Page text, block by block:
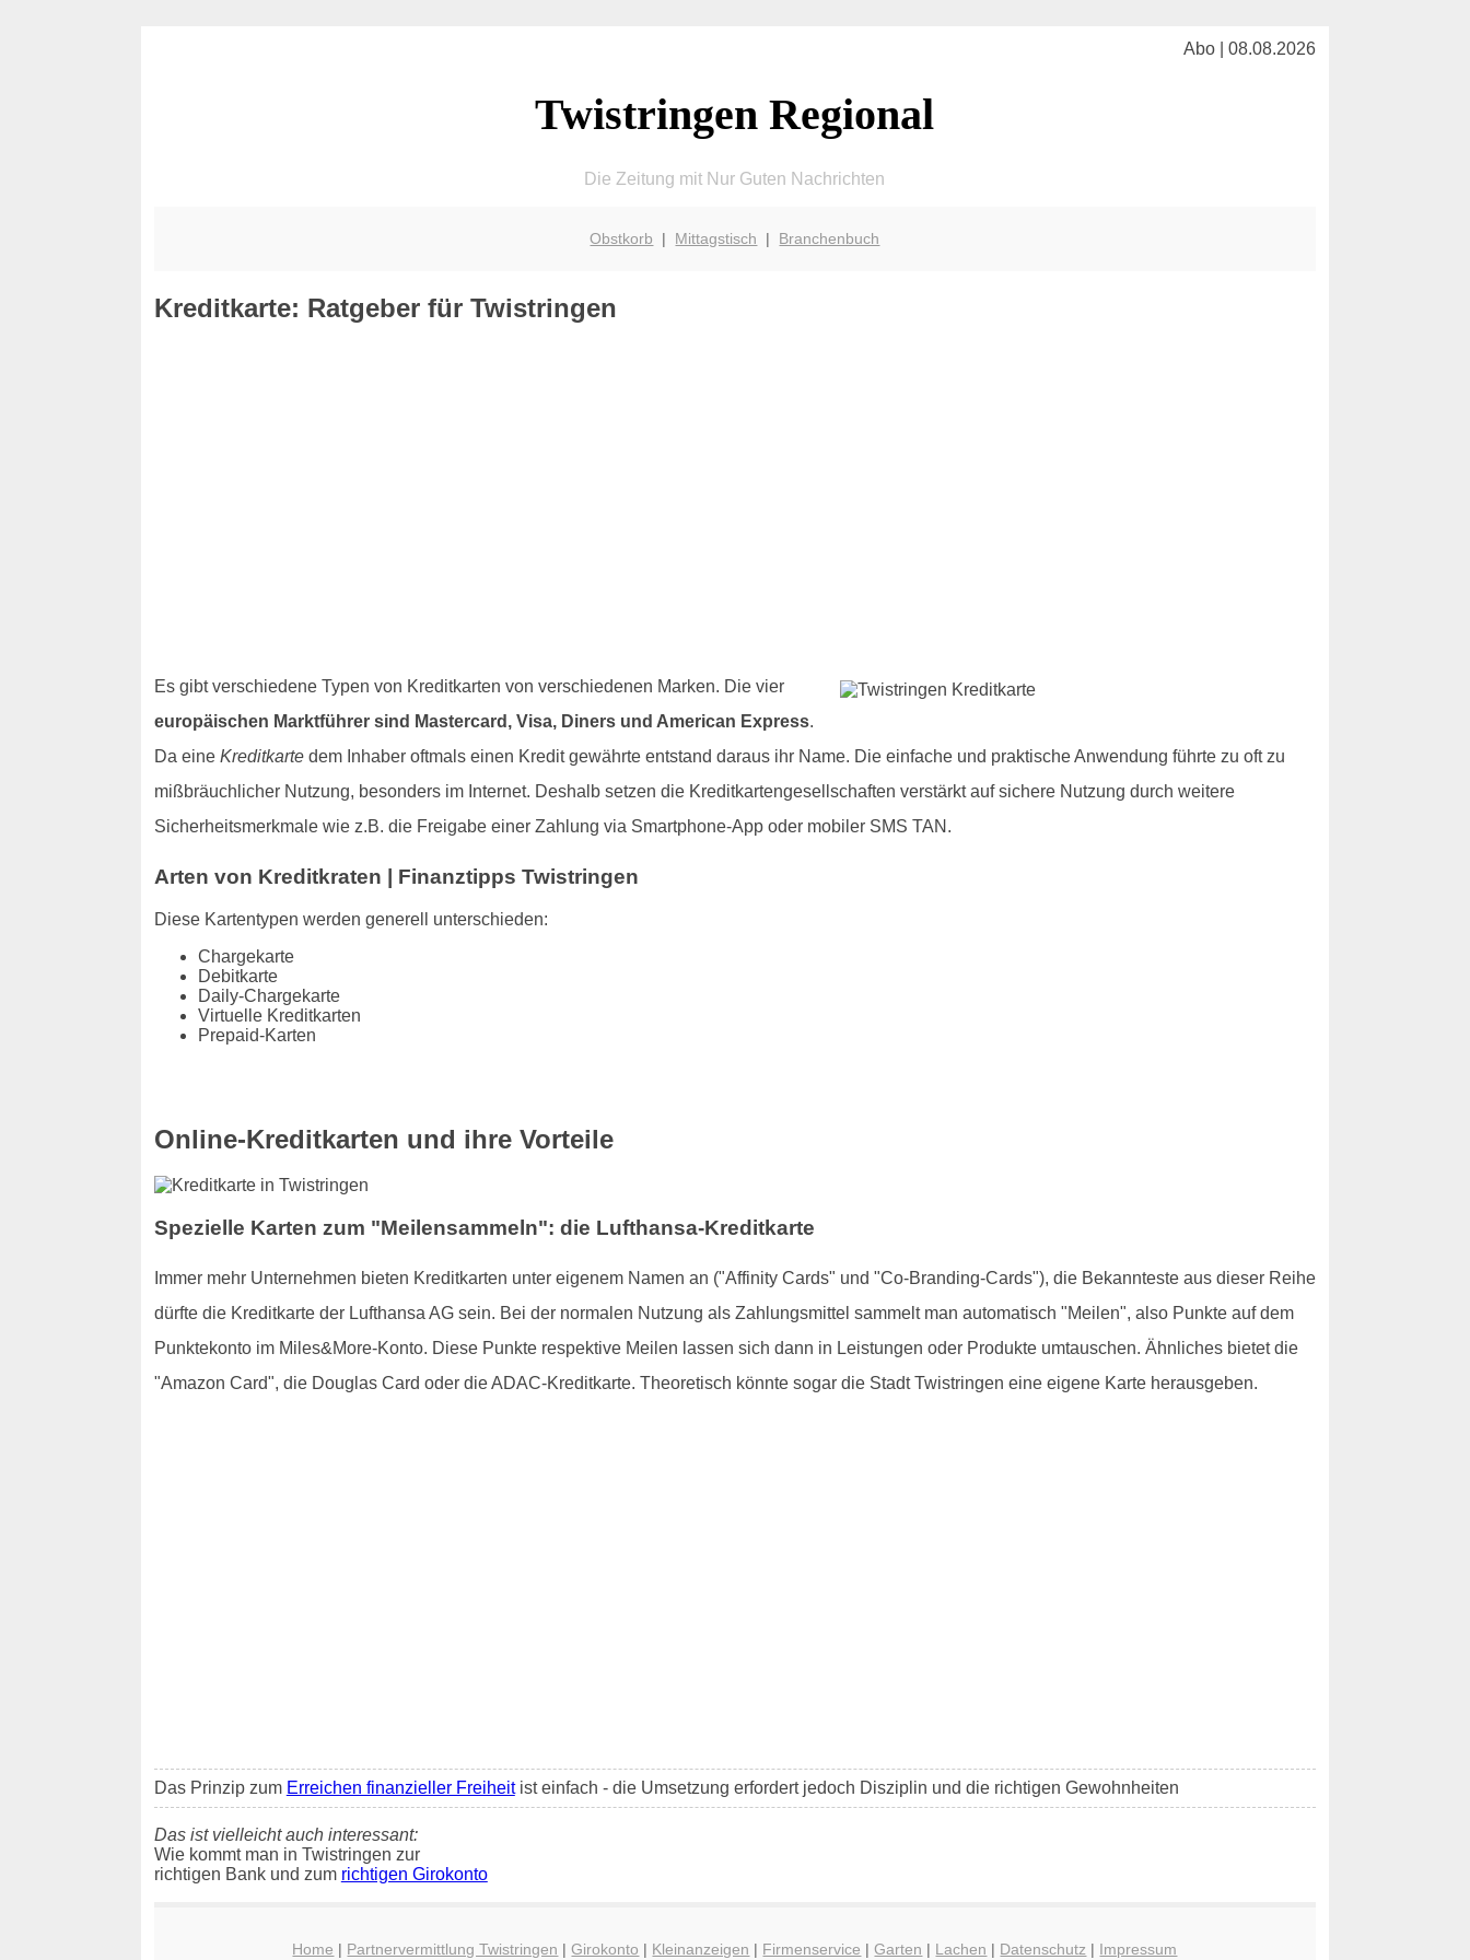
Abo | 08.08.2026
Twistringen Regional
Die Zeitung mit Nur Guten Nachrichten
Obstkorb | Mittagstisch | Branchenbuch
Kreditkarte: Ratgeber für Twistringen
Es gibt verschiedene Typen von Kreditkarten von verschiedenen Marken. Die vier
europäischen Marktführer sind Mastercard, Visa, Diners und American Express.
Da eine Kreditkartedem Inhaber oftmals einen Kredit gewährte entstand daraus ihr Name. Die einfache und praktische Anwendung führte zu oft zu
mißbräuchlicher Nutzung, besonders im Internet. Deshalb setzen die Kreditkartengesellschaften verstärkt auf sichere Nutzung durch weitere
Sicherheitsmerkmale wie z.B. die Freigabe einer Zahlung via Smartphone-App oder mobiler SMS TAN.
Arten von Kreditkraten | Finanztipps Twistringen
Diese Kartentypen werden generell unterschieden:
Chargekarte
Debitkarte
Daily-Chargekarte
Virtuelle Kreditkarten
Prepaid-Karten
Online-Kreditkarten und ihre Vorteile
Spezielle Karten zum "Meilensammeln": die Lufthansa-Kreditkarte
Immer mehr Unternehmen bieten Kreditkarten unter eigenem Namen an ("Affinity Cards" und "Co-Branding-Cards"), die Bekannteste aus dieser Reihe
dürfte die Kreditkarte der Lufthansa AG sein. Bei der normalen Nutzung als Zahlungsmittel sammelt man automatisch "Meilen", also Punkte auf dem
Punktekonto im Miles&More-Konto. Diese Punkte respektive Meilen lassen sich dann in Leistungen oder Produkte umtauschen. Ähnliches bietet die
"Amazon Card", die Douglas Card oder die ADAC-Kreditkarte. Theoretisch könnte sogar die Stadt Twistringen eine eigene Karte herausgeben.
Das Prinzip zum Erreichen finanzieller Freiheitist einfach - die Umsetzung erfordert jedoch Disziplin und die richtigen Gewohnheiten
Das ist vielleicht auch interessant:
Wie kommt man in Twistringen zur
richtigen Bank und zum richtigen Girokonto
Home | Partnervermittlung Twistringen |Girokonto | Kleinanzeigen | Firmenservice |Garten | Lachen | Datenschutz | Impressum